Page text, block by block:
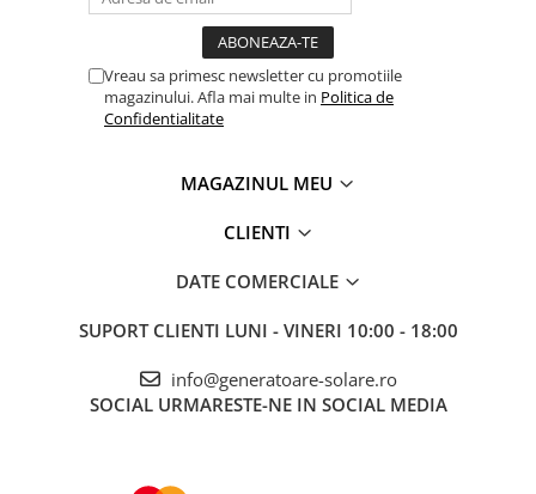
Instrumente de masura
Clampmetre
Detectoare
Accesorii instrumente de masura
Vreau sa primesc newsletter cu promotiile
magazinului. Afla mai multe in Politica de
Confidentialitate
MAGAZINUL MEU
CLIENTI
DATE COMERCIALE
SUPORT CLIENTI LUNI - VINERI 10:00 - 18:00
info@generatoare-solare.ro
SOCIAL URMARESTE-NE IN SOCIAL MEDIA